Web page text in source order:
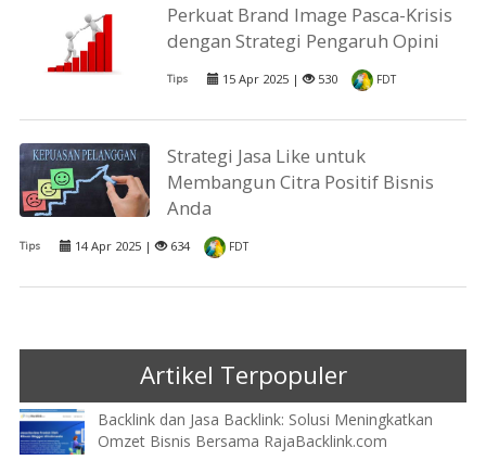
Perkuat Brand Image Pasca-Krisis
dengan Strategi Pengaruh Opini
Tips 15 Apr 2025 | 530 FDT
Strategi Jasa Like untuk
Membangun Citra Positif Bisnis
Anda
Tips 14 Apr 2025 | 634 FDT
Artikel Terpopuler
Backlink dan Jasa Backlink: Solusi Meningkatkan
Omzet Bisnis Bersama RajaBacklink.com